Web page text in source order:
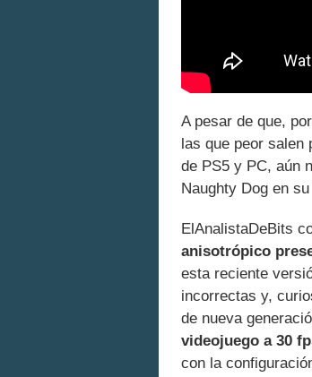
A pesar de que,
las que peor
de PS5 y PC, aún
Naughty Dog en
ElAnalistaDeBits
anisotrópico
esta reciente
incorrectas y,
de nueva
videojuego a 30
con la